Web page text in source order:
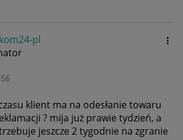
pl
klient ma na odesłanie towaru
? mija już prawie tydzień, a
jeszcze 2 tygodnie na zgranie